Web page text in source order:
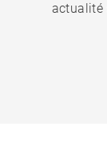
actualité